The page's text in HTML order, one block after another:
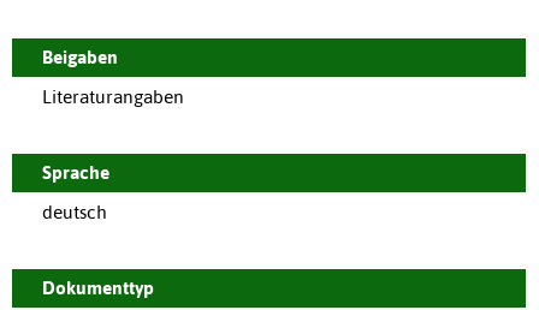
Beigaben
Literaturangaben
Sprache
deutsch
Dokumenttyp